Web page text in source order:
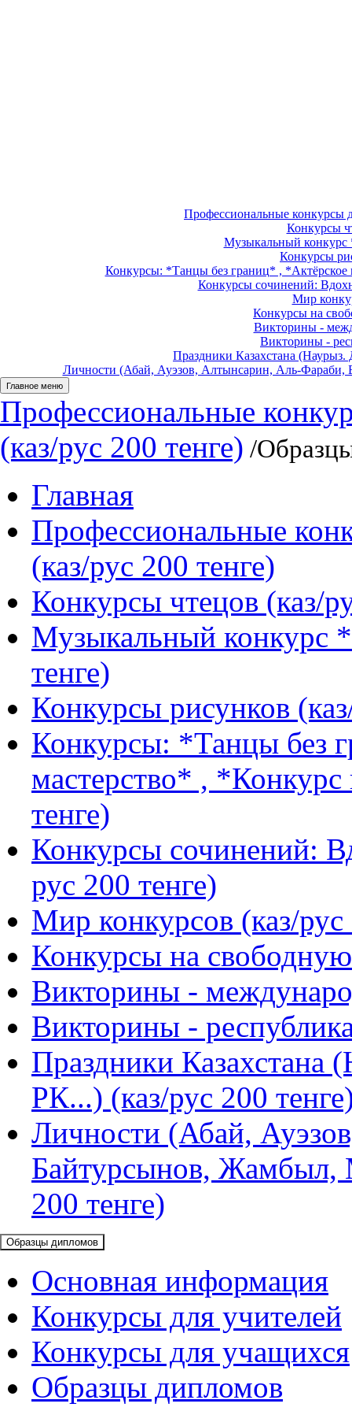
Профессиональные конкурсы
Конкурсы
Музыкальный конкурс
Конкурсы
Конкурсы: *Танцы без границ* , *Актёрское
Конкурсы сочинений:
Мир
Конкурсы на
Викторины -
Викторины -
Праздники Казахстана (Наурыз.
Личности (Абай, Ауэзов, Алтынсарин, Аль-Фараби,
Главное меню
Профессиональные
(каз/рус 200 тенге) /
Главная
Профессиональные
(каз/рус 200 тенге)
Конкурсы чтецов (каз/
Музыкальный конкурс
тенге)
Конкурсы рисунков
Конкурсы: *Танцы без
мастерство* , *Конкурс
тенге)
Конкурсы сочинений:
рус 200 тенге)
Мир конкурсов (каз/рус
Конкурсы на
Викторины -
Викторины -
Праздники Казахстана
РК...) (каз/рус 200
Личности (Абай,
Байтурсынов, Жамбыл,
200 тенге)
Образцы дипломов
Основная информация
Конкурсы для учителей
Конкурсы для учащихся
Образцы дипломов